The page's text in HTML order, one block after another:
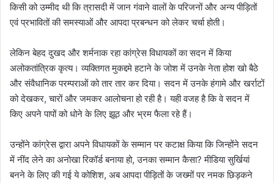
किसी को उम्मीद थी कि त्रासदी में जान गंवाने वालों के परिजनों और अन्य पीड़ितों
एवं प्रभावितों की समस्याओं और आपदा प्रबन्धन को लेकर चर्चा होती।
लेकिन बेहद दुखद और शर्मनाक रहा कांग्रेस विधायकों का सदन में किया
अलोकतांत्रिक कृत्य। व्यक्तिगत मुकद्दमे हटाने के जोश में उनके नेता होश खो बैठे
और संवैधानिक परम्पराओं को तार तार कर दिया। सदन में उनके हंगामे और खर्राटों
को देखकर, चारों और जमकर आलोचना हो रही है। यही वजह है कि वे सदन में
किए अपने पापों को धोने के लिए झूठ और भ्रम फैला रहे हैं।
उन्होंने कांग्रेस द्वारा अपने विधायकों के सम्मान पर कटाक्ष किया कि जिन्होंने सदन
में नींद लेने का अनोखा रिकॉर्ड बनाया हो, उनका सम्मान कैसा? मीडिया सुर्खियां
बनने के लिए की गई ये कोशिश, अब आपदा पीड़ितों के जख्मों पर नमक छिड़कने